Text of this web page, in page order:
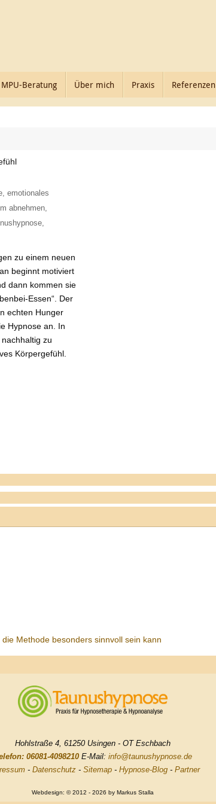
MPU-Beratung Über mich Praxis Referenzen
,emotionales
abnehmen,
,
zu einem neuen
beginnt motiviert
dann kommen sie
Essen“. Der
echten Hunger
Hypnose an. In
zu
Körpergefühl.
Methode besonders sinnvoll sein kann
Hohlstraße 4, 61250 Usingen - OT Eschbach
06081-4098210E-Mail: info@taunushypnose.de
- Datenschutz- Sitemap- Hypnose-Blog- Partner
Webdesign: © 2012 - 2026 by Markus Stalla